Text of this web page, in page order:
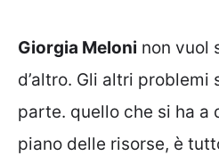
Giorgia Meloni non vuol
d’altro. Gli altri problemi
parte. quello che si ha a
piano delle risorse, è